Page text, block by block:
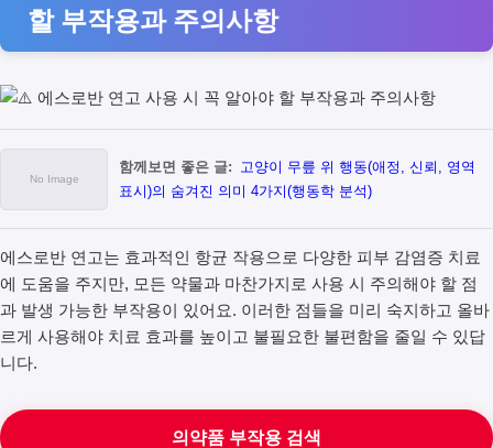
할 부작용과 주의사항
함께보면 좋은 글:
고양이 무릎 위 행동(애정, 신뢰, 영역
표시)의 숨겨진 의미 4가지(행동학 분석)
에스로반 연고는 효과적인 항균 작용으로 다양한 피부 감염증 치료
에 도움을 주지만, 모든 약물과 마찬가지로 사용 시 주의해야 할 점
과 발생 가능한 부작용이 있어요. 이러한 점들을 미리 숙지하고 올바
르게 사용해야 치료 효과를 높이고 불필요한 불편함을 줄일 수 있답
니다.
의약품 부작용 검색